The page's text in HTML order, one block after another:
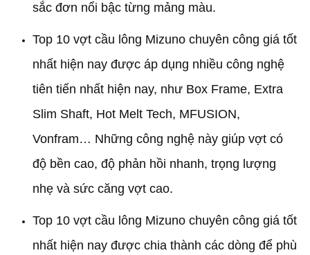
sắc đơn nổi bậc từng mảng màu.
Top 10 vợt cầu lông Mizuno chuyên công giá tốt
nhất hiện nay được áp dụng nhiều công nghệ
tiên tiến nhất hiện nay, như Box Frame, Extra
Slim Shaft, Hot Melt Tech, MFUSION,
Vonfram… Những công nghệ này giúp vợt có
độ bền cao, độ phản hồi nhanh, trọng lượng
nhẹ và sức căng vợt cao.
Top 10 vợt cầu lông Mizuno chuyên công giá tốt
nhất hiện nay được chia thành các dòng để phù